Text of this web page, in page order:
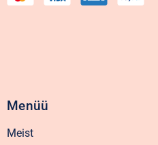
Menüü
Meist